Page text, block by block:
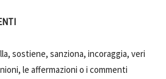
sostiene, sanziona, incoraggia, veri
le affermazioni o i commenti